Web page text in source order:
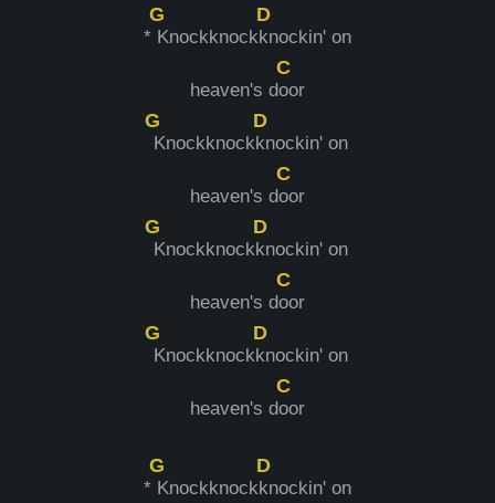
*
G
Knockknock
D
knockin' on
heaven's d
C
oor
G
Knockknock
D
knockin' on
heaven's d
C
oor
G
Knockknock
D
knockin' on
heaven's d
C
oor
G
Knockknock
D
knockin' on
heaven's d
C
oor
*
G
Knockknock
D
knockin' on